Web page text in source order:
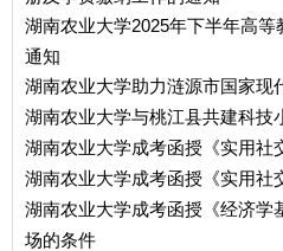
湖南农业大学2025年下半年高
通知
湖南农业大学助力涟源市国家现
湖南农业大学与桃江县共建科技
湖南农业大学成考函授《实用社
湖南农业大学成考函授《实用社
湖南农业大学成考函授《经济
场的条件